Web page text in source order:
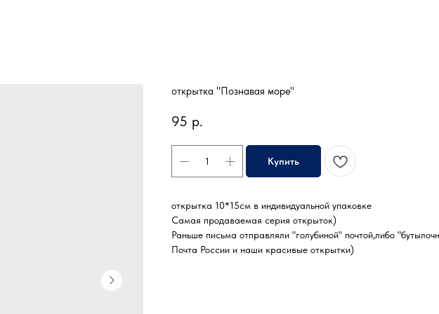
открытка "Познавая море"
95 р.
Купить
открытка 10*15см в индивидуальной упаковке
Самая продаваемая серия открыток)
Раньше письма отправляли "голубиной" почтой,либо
Почта России и наши красивые открытки)